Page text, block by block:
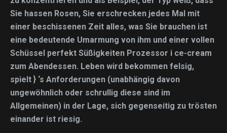
Sie hassen Rosen, Sie erschrecken jedes Mal mit
einer beschissenen Zeit alles, was Sie brauchen ist
eine bedeutende Umarmung von ihm und einer vollen
Schüssel perfekt Süßigkeiten Prozessor i ce-cream
zum Abendessen. Leben wird bekommen felsig,
spielt } ‘s Anforderungen (unabhängig davon
ungewöhnlich oder schrullig diese sind im
Allgemeinen) in der Lage, sich gegenseitig zu trösten
einander ist riesig.